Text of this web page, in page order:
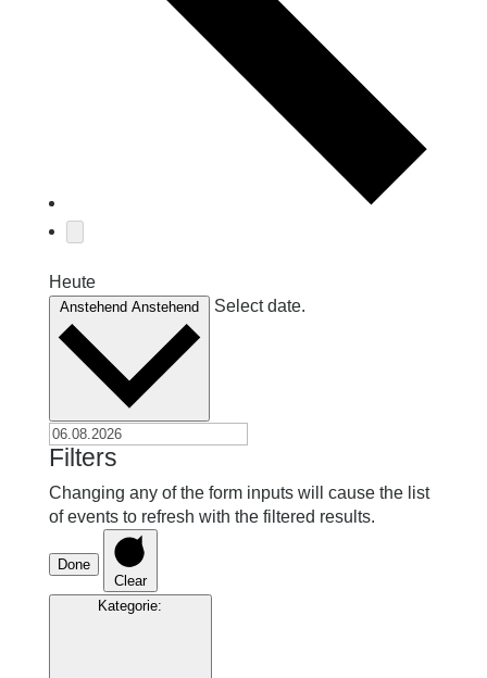
Heute
Anstehend Anstehend Select date.
Filters
Changing any of the form inputs will cause the list
of events to refresh with the filtered results.
Done
Clear
Kategorie: